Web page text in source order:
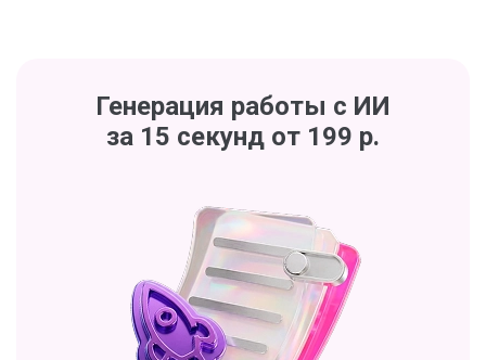
Генерация работы с ИИ
за 15 секунд от 199 р.